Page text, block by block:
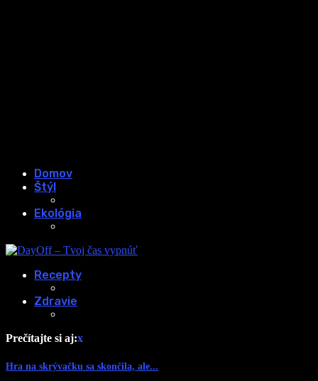
Domov
Štýl
Ekológia
Recepty
Zdravie
Prečítajte si aj:x
Hra na skrývačku sa skončila, ale...